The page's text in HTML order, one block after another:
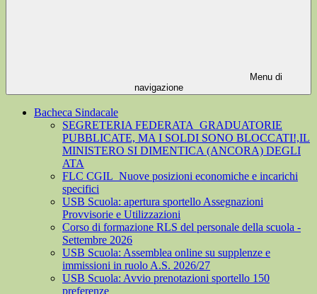
Menu di
navigazione
Bacheca Sindacale
SEGRETERIA FEDERATA_GRADUATORIE
PUBBLICATE, MA I SOLDI SONO BLOCCATI!,IL
MINISTERO SI DIMENTICA (ANCORA) DEGLI
ATA
FLC CGIL_Nuove posizioni economiche e incarichi
specifici
USB Scuola: apertura sportello Assegnazioni
Provvisorie e Utilizzazioni
Corso di formazione RLS del personale della scuola -
Settembre 2026
USB Scuola: Assemblea online su supplenze e
immissioni in ruolo A.S. 2026/27
USB Scuola: Avvio prenotazioni sportello 150
preferenze